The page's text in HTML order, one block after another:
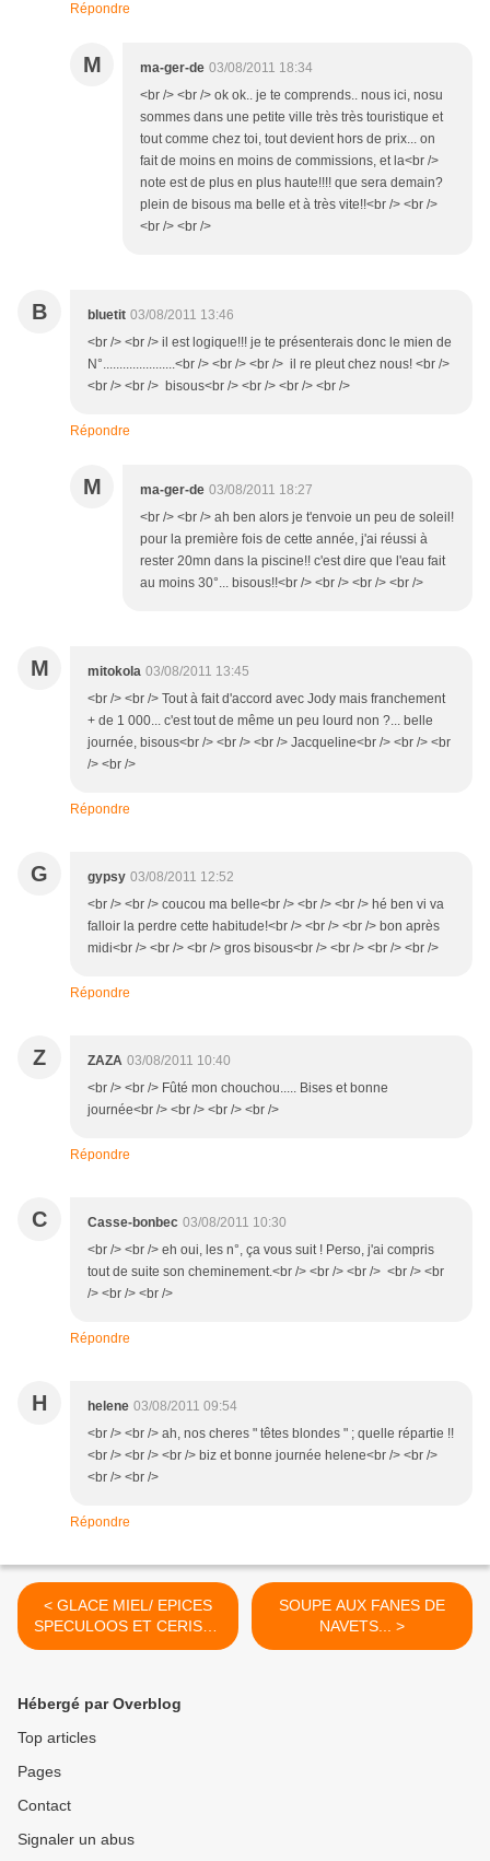
Répondre
M ma-ger-de 03/08/2011 18:34
<br /> <br /> ok ok.. je te comprends.. nous ici, nosu
sommes dans une petite ville très très touristique et
tout comme chez toi, tout devient hors de prix... on
fait de moins en moins de commissions, et la<br />
note est de plus en plus haute!!!! que sera demain?
plein de bisous ma belle et à très vite!!<br /> <br />
<br /> <br />
B bluetit 03/08/2011 13:46
<br /> <br /> il est logique!!! je te présenterais donc le mien de
N°......................<br /> <br /> <br /> il re pleut chez nous! <br />
<br /> <br /> bisous<br /> <br /> <br /> <br />
Répondre
M ma-ger-de 03/08/2011 18:27
<br /> <br /> ah ben alors je t'envoie un peu de soleil!
pour la première fois de cette année, j'ai réussi à
rester 20mn dans la piscine!! c'est dire que l'eau fait
au moins 30°... bisous!!<br /> <br /> <br /> <br />
M mitokola 03/08/2011 13:45
<br /> <br /> Tout à fait d'accord avec Jody mais franchement
+ de 1 000... c'est tout de même un peu lourd non ?... belle
journée, bisous<br /> <br /> <br /> Jacqueline<br /> <br /> <br
/> <br />
Répondre
G gypsy 03/08/2011 12:52
<br /> <br /> coucou ma belle<br /> <br /> <br /> hé ben vi va
falloir la perdre cette habitude!<br /> <br /> <br /> bon après
midi<br /> <br /> <br /> gros bisous<br /> <br /> <br /> <br />
Répondre
Z ZAZA 03/08/2011 10:40
<br /> <br /> Fûté mon chouchou..... Bises et bonne
journée<br /> <br /> <br /> <br />
Répondre
C Casse-bonbec 03/08/2011 10:30
<br /> <br /> eh oui, les n°, ça vous suit ! Perso, j'ai compris
tout de suite son cheminement.<br /> <br /> <br /> <br /> <br
/> <br /> <br />
Répondre
H helene 03/08/2011 09:54
<br /> <br /> ah, nos cheres " têtes blondes " ; quelle répartie !!
<br /> <br /> <br /> biz et bonne journée helene<br /> <br />
<br /> <br />
Répondre
< GLACE MIEL/ EPICES
SPECULOOS ET CERISES
CONFITES...
SOUPE AUX FANES DE
NAVETS... >
Hébergé par Overblog
Top articles
Pages
Contact
Signaler un abus